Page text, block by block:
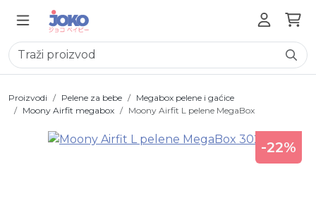
Proizvodi Pelene za bebe
Megabox pelene i gaćice
Moony Airfit megabox
Moony Airfit L pelene MegaBox
-22%